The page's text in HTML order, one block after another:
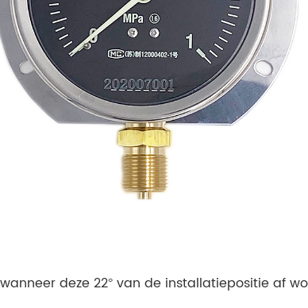
deze 22° van de installatiepositie af